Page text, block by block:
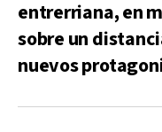
entrerriana, en
sobre un
nuevos